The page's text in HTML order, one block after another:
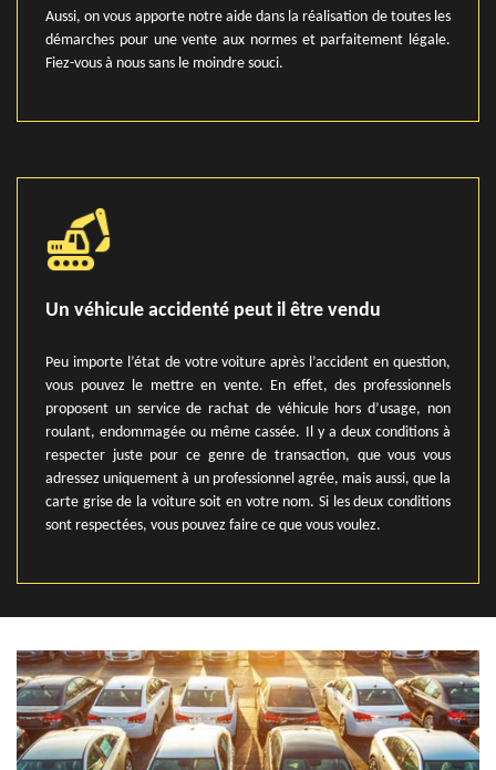
Aussi, on vous apporte notre aide dans la réalisation de toutes les
démarches pour une vente aux normes et parfaitement légale.
Fiez-vous à nous sans le moindre souci.
Un véhicule accidenté peut il être vendu
Peu importe l’état de votre voiture après l’accident en question,
vous pouvez le mettre en vente. En effet, des professionnels
proposent un service de rachat de véhicule hors d’usage, non
roulant, endommagée ou même cassée. Il y a deux conditions à
respecter juste pour ce genre de transaction, que vous vous
adressez uniquement à un professionnel agrée, mais aussi, que la
carte grise de la voiture soit en votre nom. Si les deux conditions
sont respectées, vous pouvez faire ce que vous voulez.